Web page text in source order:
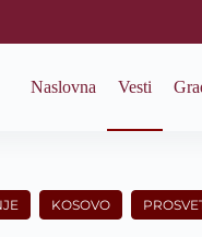
Naslovna Vesti
KOSOVO